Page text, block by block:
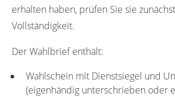
erhalten haben, prüfen Sie sie
Vollständigkeit.
Der Wahlbrief enthält:
Wahlschein mit Dienstsiegel und
(eigenhändig unterschrieben oder